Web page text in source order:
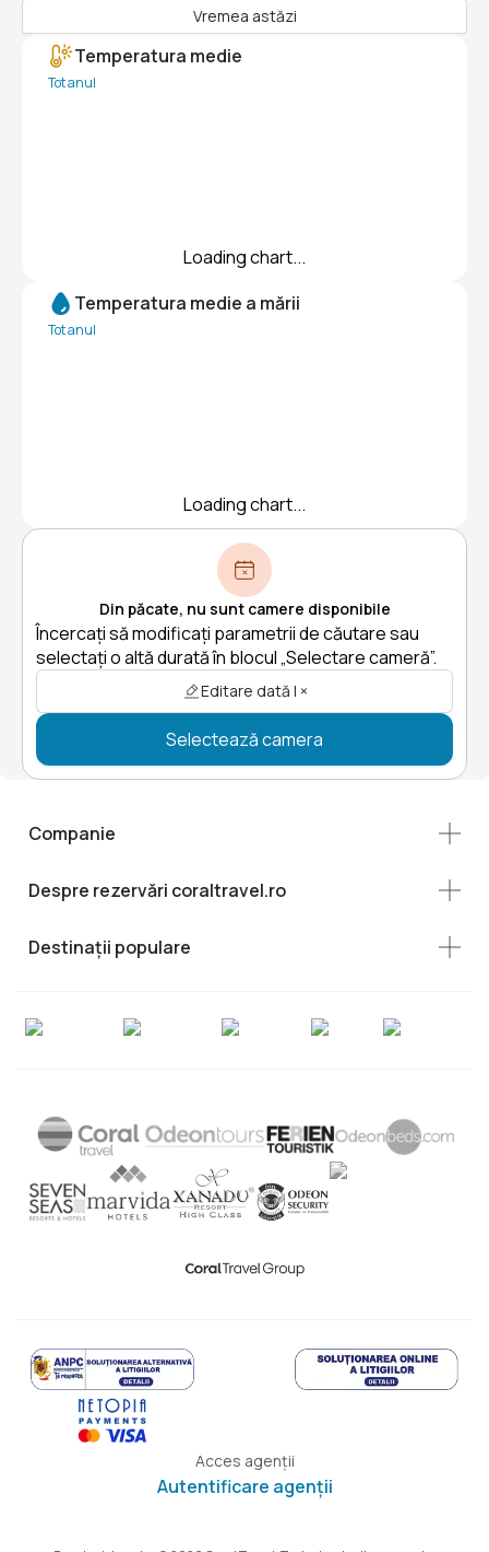
Vremea astăzi
Temperatura medie
Tot anul
Loading chart...
Temperatura medie a mării
Tot anul
Loading chart...
Din păcate, nu sunt camere disponibile
Încercați să modificați parametrii de căutare sau
selectați o altă durată în blocul „Selectare cameră”.
Editare dată | ×
Selectează camera
Companie
Despre rezervări coraltravel.ro
Destinații populare
Acces agenții
Autentificare agenții